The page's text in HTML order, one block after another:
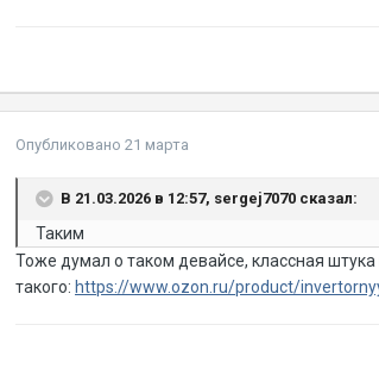
Опубликовано 21 марта
В 21.03.2026 в 12:57, sergej7070 сказал:
Таким
Тоже думал о таком девайсе, классная
такого: https://www.ozon.ru/product/